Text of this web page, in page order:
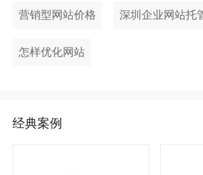
营销型网站价格 深圳企业网站托
怎样优化网站
经典案例